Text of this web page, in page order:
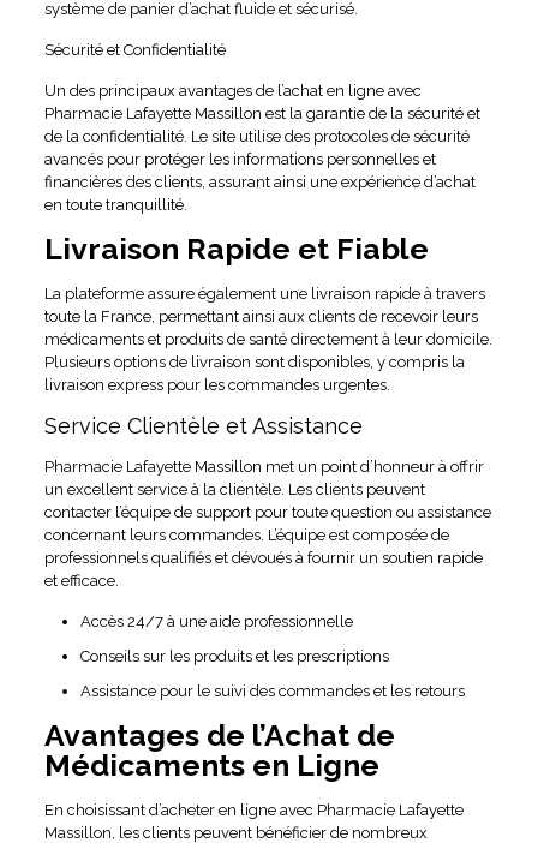
système de panier d’achat fluide et sécurisé.
Sécurité et Confidentialité
Un des principaux avantages de l’achat en ligne avec
Pharmacie Lafayette Massillon est la garantie de la sécurité et
de la confidentialité. Le site utilise des protocoles de sécurité
avancés pour protéger les informations personnelles et
financières des clients, assurant ainsi une expérience d’achat
en toute tranquillité.
Livraison Rapide et Fiable
La plateforme assure également une livraison rapide à travers
toute la France, permettant ainsi aux clients de recevoir leurs
médicaments et produits de santé directement à leur domicile.
Plusieurs options de livraison sont disponibles, y compris la
livraison express pour les commandes urgentes.
Service Clientèle et Assistance
Pharmacie Lafayette Massillon met un point d’honneur à offrir
un excellent service à la clientèle. Les clients peuvent
contacter l’équipe de support pour toute question ou assistance
concernant leurs commandes. L’équipe est composée de
professionnels qualifiés et dévoués à fournir un soutien rapide
et efficace.
Accès 24/7 à une aide professionnelle
Conseils sur les produits et les prescriptions
Assistance pour le suivi des commandes et les retours
Avantages de l’Achat de
Médicaments en Ligne
En choisissant d’acheter en ligne avec Pharmacie Lafayette
Massillon, les clients peuvent bénéficier de nombreux